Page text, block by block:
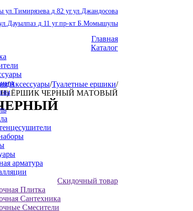
ул.Тимирязева д.82 уг.ул.Джандосова
д.11 уг.пр-кт Б.Момышулы
Главная
Каталог
арматура
Скидочный товар
Плитка
Сантехника
Смесители
/Аксессуары/Туалетные ершики/
H) ЁРШИК ЧЕРНЫЙ МАТОВЫЙ
ЧЕРНЫЙ